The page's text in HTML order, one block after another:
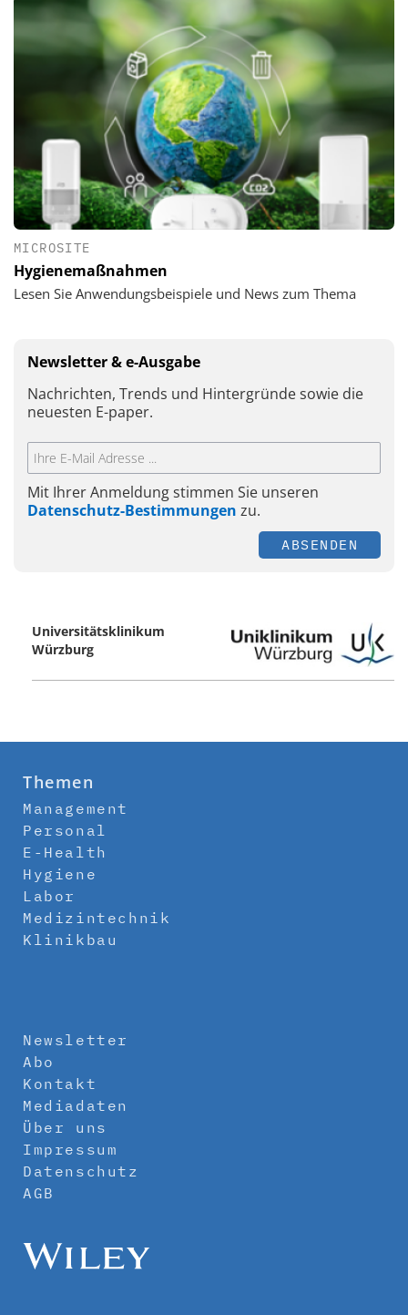
MICROSITE
Hygienemaßnahmen
Lesen Sie Anwendungsbeispiele und News zum Thema
Newsletter & e-Ausgabe
Nachrichten, Trends und Hintergründe sowie die
neuesten E-paper.
Mit Ihrer Anmeldung stimmen Sie unseren
Datenschutz-Bestimmungen zu.
ABSENDEN
Universitätsklinikum
Würzburg
Themen
Management
Personal
E-Health
Hygiene
Labor
Medizintechnik
Klinikbau
Newsletter
Abo
Kontakt
Mediadaten
Über uns
Impressum
Datenschutz
AGB